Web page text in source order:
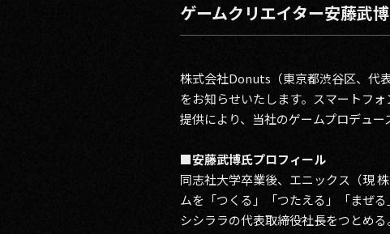
ABOUT
SERVICES
GROUP
RECRUIT
ゲームクリエイター安藤武
株式会社Donuts（東京都渋谷区、代
をお知らせいたします。スマートフ
提供により、当社のゲームプロデュー
■安藤武博氏プロフィール
同志社大学卒業後、エニックス（現
ムを「つくる」「つたえる」「まぜ
シシララの代表取締役社長をつとめる